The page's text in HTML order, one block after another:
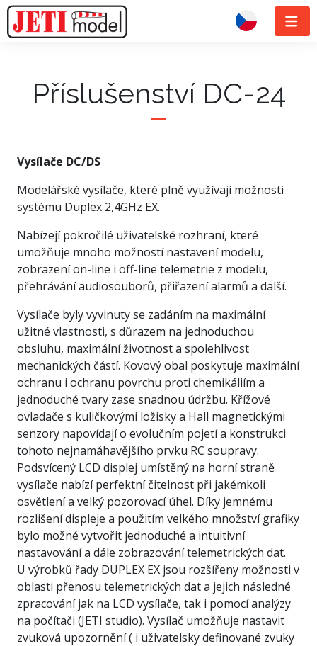
Příslušenství DC-24
Vysílače DC/DS
Modelářské vysílače, které plně využívají možnosti
systému Duplex 2,4GHz EX.
Nabízejí pokročilé uživatelské rozhraní, které
umožňuje mnoho možností nastavení modelu,
zobrazení on-line i off-line telemetrie z modelu,
přehrávání audiosouborů, přiřazení alarmů a další.
Vysílače byly vyvinuty se zadáním na maximální
užitné vlastnosti, s důrazem na jednoduchou
obsluhu, maximální životnost a spolehlivost
mechanických částí. Kovový obal poskytuje maximální
ochranu i ochranu povrchu proti chemikáliím a
jednoduché tvary zase snadnou údržbu. Křížové
ovladače s kuličkovými ložisky a Hall magnetickými
senzory napovídají o evolučním pojetí a konstrukci
tohoto nejnamáhavějšího prvku RC soupravy.
Podsvícený LCD displej umístěný na horní straně
vysílače nabízí perfektní čitelnost při jakémkoli
osvětlení a velký pozorovací úhel. Díky jemnému
rozlišení displeje a použitím velkého množství grafiky
bylo možné vytvořit jednoduché a intuitivní
nastavování a dále zobrazování telemetrických dat.
U výrobků řady DUPLEX EX jsou rozšířeny možnosti v
oblasti přenosu telemetrických dat a jejich následné
zpracování jak na LCD vysílače, tak i pomocí analýzy
na počítači (JETI studio). Vysílač umožňuje nastavit
zvuková upozornění ( i uživatelsky definované zvuky